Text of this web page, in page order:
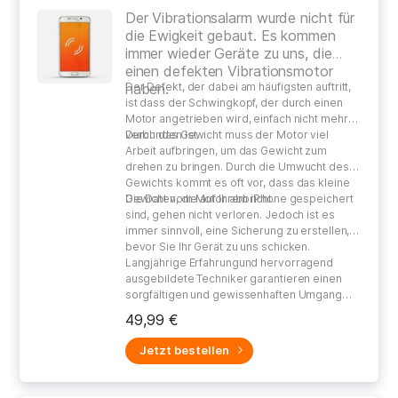
Der Vibrationsalarm wurde nicht für
die Ewigkeit gebaut. Es kommen
immer wieder Geräte zu uns, die
einen defekten Vibrationsmotor
haben.
Der Defekt, der dabei am häufigsten auftritt,
ist dass der Schwingkopf, der durch einen
Motor angetrieben wird, einfach nicht mehr
verbunden ist.
Durch das Gewicht muss der Motor viel
Arbeit aufbringen, um das Gewicht zum
drehen zu bringen. Durch die Umwucht des
Gewichts kommt es oft vor, dass das kleine
Gewicht vom Motor abbricht.
Die Daten, die auf Ihrem iPhone gespeichert
sind, gehen nicht verloren. Jedoch ist es
immer sinnvoll, eine Sicherung zu erstellen,
bevor Sie Ihr Gerät zu uns schicken.
Langjährige Erfahrungund hervorragend
ausgebildete Techniker garantieren einen
sorgfältigen und gewissenhaften Umgang
49,99 €
Jetzt bestellen